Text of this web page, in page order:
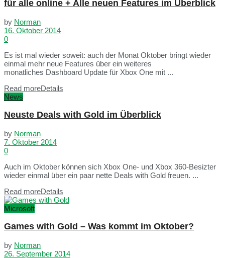
für alle online + Alle neuen Features im Überblick
by Norman
16. Oktober 2014
0
Es ist mal wieder soweit: auch der Monat Oktober bringt wieder
einmal mehr neue Features über ein weiteres
monatliches Dashboard Update für Xbox One mit ...
Read moreDetails
News
Neuste Deals with Gold im Überblick
by Norman
7. Oktober 2014
0
Auch im Oktober können sich Xbox One- und Xbox 360-Besizter
wieder einmal über ein paar nette Deals with Gold freuen. ...
Read moreDetails
Microsoft
Games with Gold – Was kommt im Oktober?
by Norman
26. September 2014